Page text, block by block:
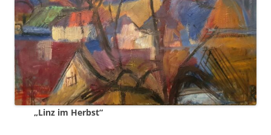
„Linz im Herbst“